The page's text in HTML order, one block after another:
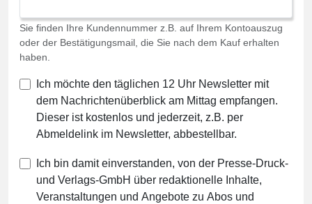
Sie finden Ihre Kundennummer z.B. auf Ihrem Kontoauszug
oder der Bestätigungsmail, die Sie nach dem Kauf erhalten
haben.
Ich möchte den täglichen 12 Uhr Newsletter mit
dem Nachrichtenüberblick am Mittag empfangen.
Dieser ist kostenlos und jederzeit, z.B. per
Abmeldelink im Newsletter, abbestellbar.
Ich bin damit einverstanden, von der Presse-Druck-
und Verlags-GmbH über redaktionelle Inhalte,
Veranstaltungen und Angebote zu Abos und